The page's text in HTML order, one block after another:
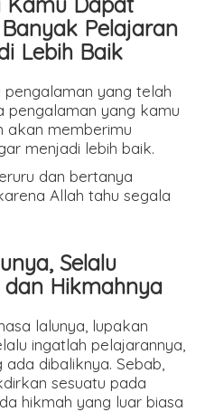
Pelajaran
Lebih Baik
yang telah
pengalaman yang kamu
akan memberimu
menjadi lebih baik.
dan bertanya
Allah tahu segala
Selalu
Hikmahnya
lalunya, lupakan
ingatlah pelajarannya,
dibaliknya. Sebab,
sesuatu pada
hikmah yang luar biasa